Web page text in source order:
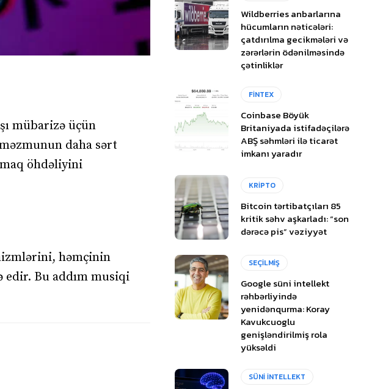
mübarizə üçün
daha sərt
öhdəliyini
həmçinin
edir. Bu addım musiqi
Wildberries anbarlarına
hücumların nəticələri:
çatdırılma gecikmələri və
zərərlərin ödənilməsində
çətinliklər
FİNTEX
Coinbase Böyük
Britaniyada istifadəçilərə
ABŞ səhmləri ilə ticarət
imkanı yaradır
KRİPTO
Bitcoin tərtibatçıları 85
kritik səhv aşkarladı: “son
dərəcə pis” vəziyyət
SEÇİLMİŞ
Google süni intellekt
rəhbərliyində
yenidənqurma: Koray
Kavukcuoglu
genişləndirilmiş rola
yüksəldi
SÜNİ İNTELLEKT